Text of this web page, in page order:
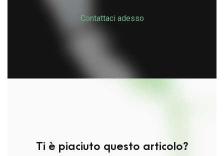
Contattaci adesso
Ti è piaciuto questo articolo?